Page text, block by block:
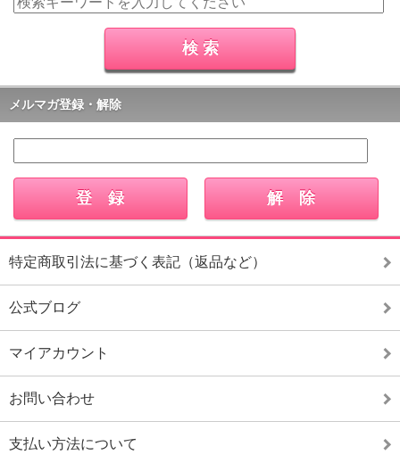
メルマガ登録・解除
特定商取引法に基づく表記（返品など）
公式ブログ
マイアカウント
お問い合わせ
支払い方法について